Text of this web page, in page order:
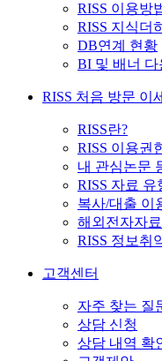
RISS 이용방
RISS 지식더
DB연계 현황
BI 및 배너 다
RISS 처음 방문 이
RISS란?
RISS 이용권
내 관심논문
RISS 자료 유
복사/대출 이
해외전자자
RISS 정보취
고객센터
자주 찾는 질
상담 신청
상담 내역 확